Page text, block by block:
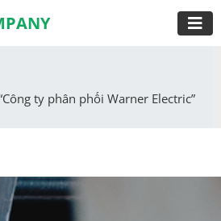
ty phân phối Warner Electric”